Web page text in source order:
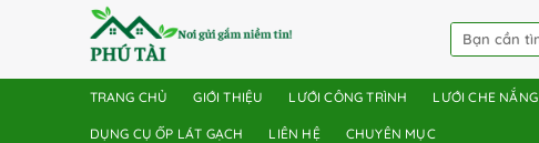
TRANG CHỦ GIỚI THIỆU LƯỚI CÔNG TRÌNH LƯỚI CHE NẮNG
DỤNG CỤ ỐP LÁT GẠCH LIÊN HỆ CHUYÊN MỤC